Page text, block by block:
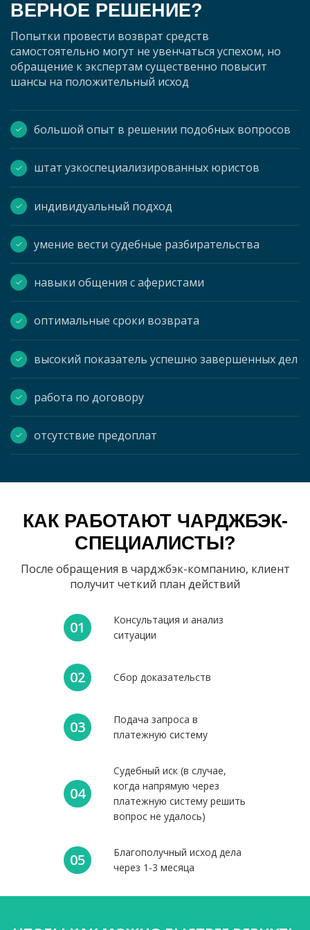
ВЕРНОЕ РЕШЕНИЕ?
Попытки провести возврат средств
самостоятельно могут не увенчаться успехом, но
обращение к экспертам существенно повысит
шансы на положительный исход
большой опыт в решении подобных вопросов
штат узкоспециализированных юристов
индивидуальный подход
умение вести судебные разбирательства
навыки общения с аферистами
оптимальные сроки возврата
высокий показатель успешно завершенных дел
работа по договору
отсутствие предоплат
КАК РАБОТАЮТ ЧАРДЖБЭК-
СПЕЦИАЛИСТЫ?
После обращения в чарджбэк-компанию, клиент
получит четкий план действий
Консультация и анализ
ситуации
01
02 Сбор доказательств
Подача запроса в
платежную систему
03
04
Судебный иск (в случае,
когда напрямую через
платежную систему решить
вопрос не удалось)
Благополучный исход дела
через 1-3 месяца
05